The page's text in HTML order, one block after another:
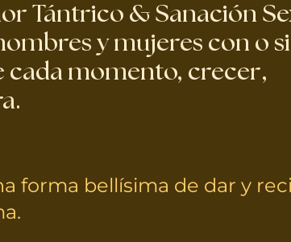
Tántrico & Sanación
y mujeres con o
cada momento, crecer,
forma bellísima de dar y